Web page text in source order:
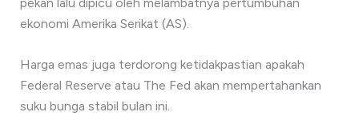
ekonomi Amerika Serikat (AS).
Harga emas juga terdorong ketidakpastian apakah
Federal Reserve atau The Fed akan mempertahankan
suku bunga stabil bulan ini.